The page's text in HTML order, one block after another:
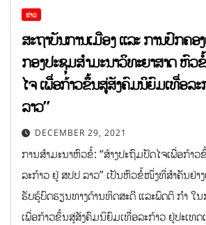
ຂ່າວ
ສະຖາບັນການເມືອງ ແລະ ການປົກຄອ
ກອງປະຊຸມສຳມະນາວິທະຍາສາດ ຫົວ
ໄຈ ເພື່ອກ້າວຂຶ້ນສູ່ສັງຄົມນິຍົມເທື່ອລ
ລາວ”
DECEMBER 29, 2021
ການສຳມະນາຫົວຂໍ້: “ສ້າງປະຖົມປັດໄຈເພື່ອກ້າ
ລະກ້າວ ຢູ່ ສປປ ລາວ” ເປັນຫົວຂໍ້ໜຶ່ງທີ່ສຳຄັນຢ່າ
ຮັບຮູ້ບົດຮຽນທາງດ້ານທິດສະດີ ແລະພຶດຕິ ກຳ ໃ
ເພື່ອກ້າວຂຶ້ນສູ່ສັງຄົມນິຍົມເທື່ອລະກ້າວ ຢູ່ປະເທດ